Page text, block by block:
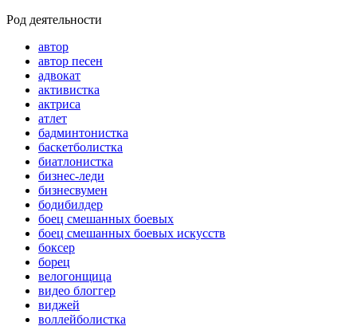
Род деятельности
автор
автор песен
адвокат
активистка
актриса
атлет
бадминтонистка
баскетболистка
биатлонистка
бизнес-леди
бизнесвумен
бодибилдер
боец смешанных боевых
боец смешанных боевых искусств
боксер
борец
велогонщица
видео блоггер
виджей
воллейболистка